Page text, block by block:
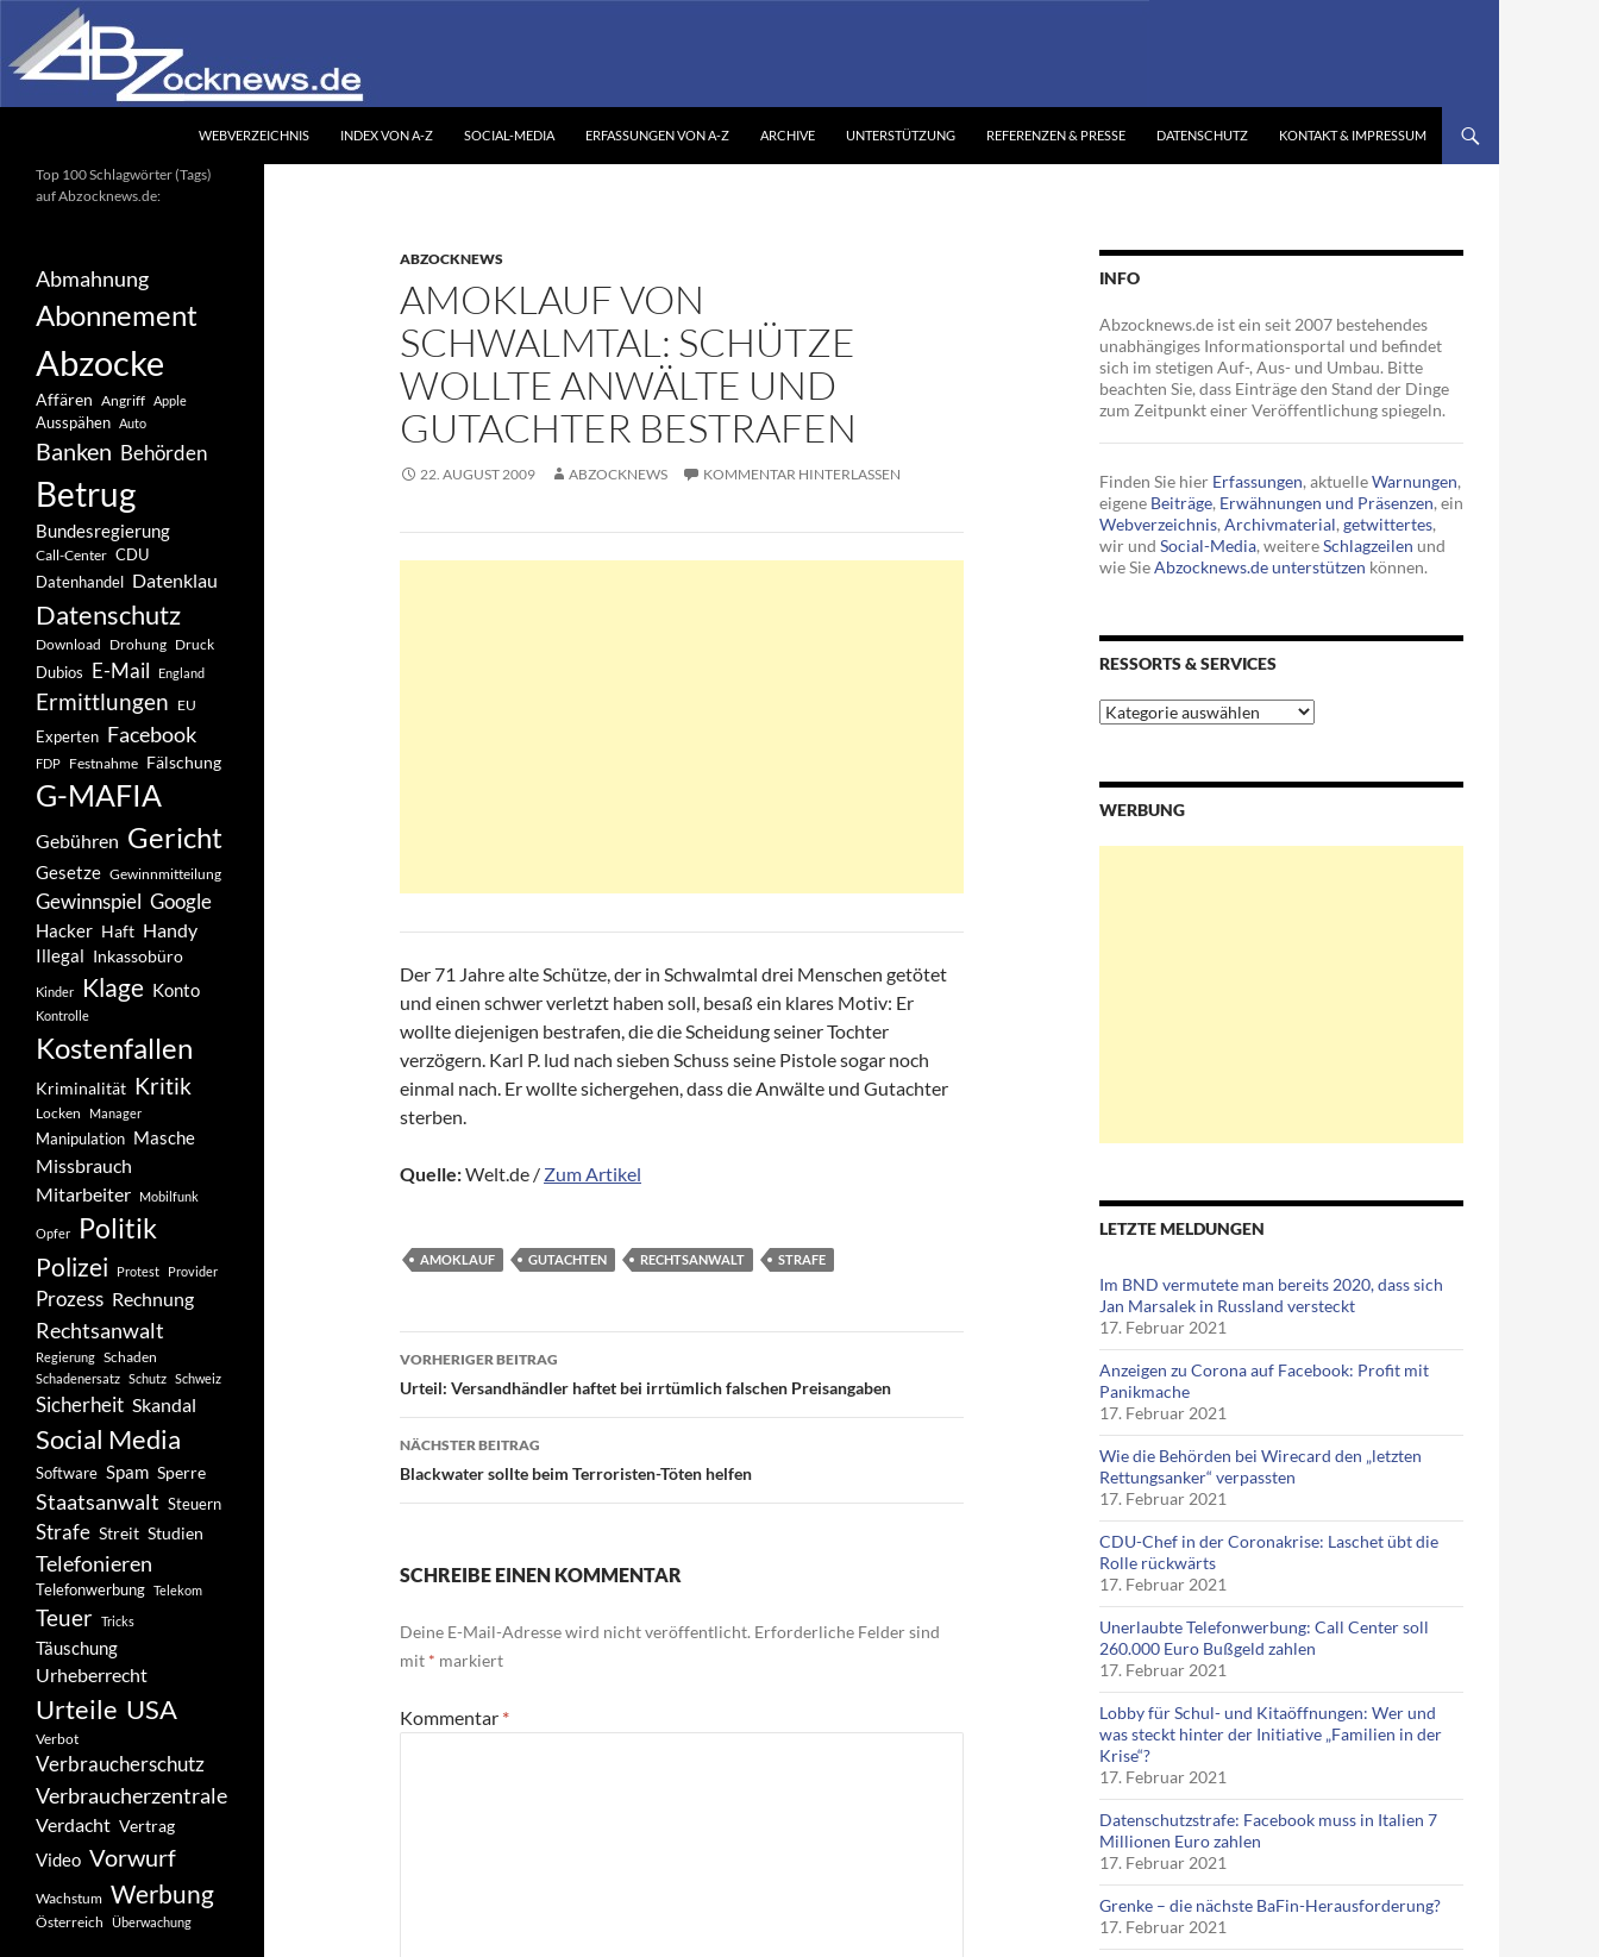
Inhalt
springen
WEBVERZEICHNIS INDEX VON A-Z SOCIAL-MEDIA ERFASSUNGEN VON A-Z ARCHIVE UNTERSTÜTZUNG REFERENZEN & PRESSE DATENSCHUTZ KONTAKT & IMPRESSUM
ABZOCKNEWS
AMOKLAUF VON
SCHWALMTAL: SCHÜTZE
WOLLTE ANWÄLTE UND
GUTACHTER BESTRAFEN
22. AUGUST 2009 ABZOCKNEWS KOMMENTAR HINTERLASSEN
Der 71 Jahre alte Schütze, der in Schwalmtal drei Menschen getötet
und einen schwer verletzt haben soll, besaß ein klares Motiv: Er
wollte diejenigen bestrafen, die die Scheidung seiner Tochter
verzögern. Karl P. lud nach sieben Schuss seine Pistole sogar noch
einmal nach. Er wollte sichergehen, dass die Anwälte und Gutachter
sterben.
Quelle:Welt.de / Zum Artikel
AMOKLAUF GUTACHTEN RECHTSANWALT STRAFE
Beitragsnavigation
VORHERIGER BEITRAG
Urteil: Versandhändler haftet bei irrtümlich falschen Preisangaben
NÄCHSTER BEITRAG
Blackwater sollte beim Terroristen-Töten helfen
SCHREIBE EINEN KOMMENTAR
Deine E-Mail-Adresse wird nicht veröffentlicht. Erforderliche Felder sind
mit * markiert
Kommentar *
INFO
Abzocknews.de ist ein seit 2007 bestehendes
unabhängiges Informationsportal und befindet
sich im stetigen Auf-, Aus- und Umbau. Bitte
beachten Sie, dass Einträge den Stand der Dinge
zum Zeitpunkt einer Veröffentlichung spiegeln.
Finden Sie hier Erfassungen, aktuelleWarnungen,
eigene Beiträge, Erwähnungen und Präsenzen, ein
Webverzeichnis, Archivmaterial, getwittertes,
wir und Social-Media, weitereSchlagzeilen und
wie SieAbzocknews.de unterstützen können.
RESSORTS & SERVICES
Ressorts
&
WERBUNG
LETZTE MELDUNGEN
Im BND vermutete man bereits 2020, dass sich
Jan Marsalek in Russland versteckt
17. Februar 2021
Anzeigen zu Corona auf Facebook: Profit mit
Panikmache
17. Februar 2021
Wie die Behörden bei Wirecard den „letzten
Rettungsanker“ verpassten
17. Februar 2021
CDU-Chef in der Coronakrise: Laschet übt die
Rolle rückwärts
17. Februar 2021
Unerlaubte Telefonwerbung: Call Center soll
260.000 Euro Bußgeld zahlen
17. Februar 2021
Lobby für Schul- und Kitaöffnungen: Wer und
was steckt hinter der Initiative „Familien in der
Krise“?
17. Februar 2021
Datenschutzstrafe: Facebook muss in Italien 7
Millionen Euro zahlen
17. Februar 2021
Grenke – die nächste BaFin-Herausforderung?
17. Februar 2021
Ihr unabhängiges
Informationsportal
Top 100 Schlagwörter (Tags)
auf Abzocknews.de:
Abmahnung
Abonnement
Abzocke
Affären Angriff Apple
Ausspähen Auto
Banken Behörden
Betrug
Bundesregierung
Call-Center CDU
Datenhandel Datenklau
Datenschutz
Download Drohung Druck
Dubios E-Mail England
Ermittlungen EU
Experten Facebook
FDP Festnahme Fälschung
G-MAFIA
Gebühren Gericht
Gesetze Gewinnmitteilung
Gewinnspiel Google
Hacker Haft Handy
Illegal Inkassobüro
Kinder Klage Konto
Kontrolle
Kostenfallen
Kriminalität Kritik
Locken Manager
Manipulation Masche
Missbrauch
Mitarbeiter
Mobilfunk
Opfer Politik
Polizei Protest Provider
Prozess Rechnung
Rechtsanwalt
Regierung Schaden
Schadenersatz Schutz Schweiz
Sicherheit Skandal
Social Media
Software Spam Sperre
Staatsanwalt Steuern
Strafe Streit Studien
Telefonieren
Telefonwerbung Telekom
Teuer Tricks
Täuschung
Urheberrecht
Urteile USA
Verbot
Verbraucherschutz
Verbraucherzentrale
Verdacht Vertrag
Video Vorwurf
Wachstum Werbung
Österreich Überwachung